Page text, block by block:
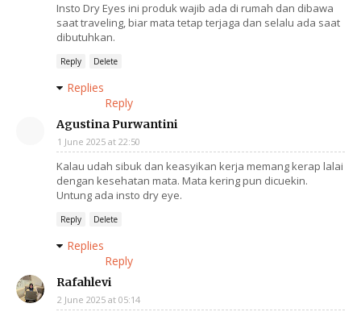
Insto Dry Eyes ini produk wajib ada di rumah dan dibawa
saat traveling, biar mata tetap terjaga dan selalu ada saat
dibutuhkan.
Reply Delete
Replies
Reply
Agustina Purwantini
1 June 2025 at 22:50
Kalau udah sibuk dan keasyikan kerja memang kerap lalai
dengan kesehatan mata. Mata kering pun dicuekin.
Untung ada insto dry eye.
Reply Delete
Replies
Reply
Rafahlevi
2 June 2025 at 05:14